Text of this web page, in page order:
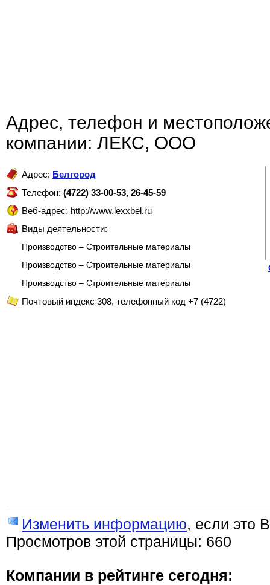
Адрес, телефон и
компании: ЛЕКС, ООО
Адрес: Белгород
Телефон: (4722) 33-00-53, 26-45-59
Веб-адрес: http://www.lexxbel.ru
Виды деятельности:
Производство – Строительные материалы
Производство – Строительные материалы
Производство – Строительные материалы
Почтовый индекс 308, телефонный код +7 (4722)
Изменить информацию, если это
Просмотров этой страницы: 660
Компании в рейтинге сегодня: